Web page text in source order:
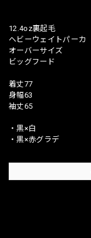
12.4oz裏起毛
ヘビーウェイトパーカ
オーバーサイズ
ビッグフード
着丈77
身幅63
袖丈65
・黒×白
・黒×赤グラデ